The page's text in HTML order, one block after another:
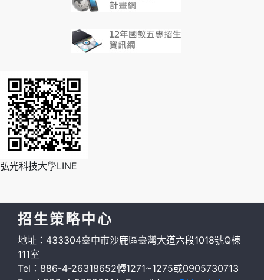
弘光科技大學LINE
招生策略中心
地址：433304臺中市沙鹿區臺灣大道六段1018號Q棟
111室
Tel：886-4-26318652轉1271~1275或0905730713